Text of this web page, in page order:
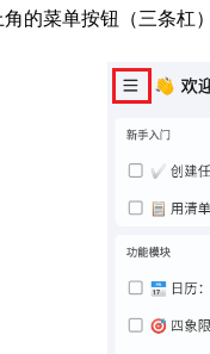
的菜单按钮（三条杠